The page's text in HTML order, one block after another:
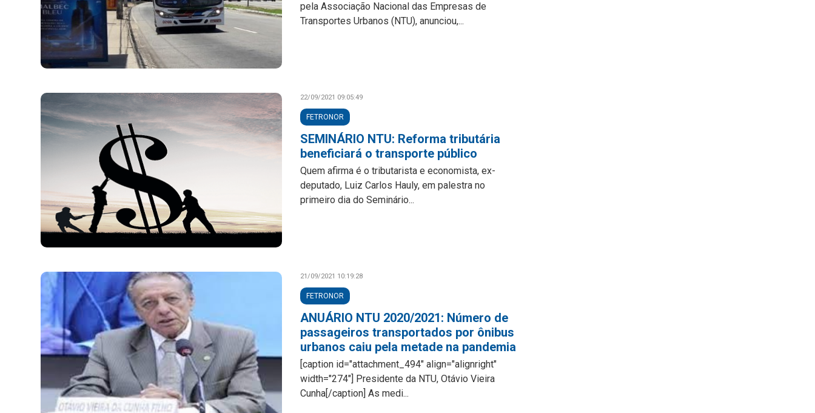
pela Associação Nacional das Empresas de
Transportes Urbanos (NTU), anunciou,...
22/09/2021 09:05:49
FETRONOR
SEMINÁRIO NTU: Reforma tributária
beneficiará o transporte público
Quem afirma é o tributarista e economista, ex-
deputado, Luiz Carlos Hauly, em palestra no
primeiro dia do Seminário...
21/09/2021 10:19:28
FETRONOR
ANUÁRIO NTU 2020/2021: Número de
passageiros transportados por ônibus
urbanos caiu pela metade na pandemia
[caption id="attachment_494" align="alignright"
width="274"] Presidente da NTU, Otávio Vieira
Cunha[/caption] As medi...